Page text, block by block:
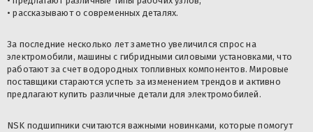
• рассказывают о современных деталях.
За последние несколько лет заметно увеличился спрос на
электромобили, машины с гибридными силовыми установками, что
работают за счет водородных топливных компонентов. Мировые
поставщики стараются успеть за изменением трендов и активно
предлагают купить различные детали для электромобилей.
NSK подшипники считаются важными новинками, которые помогут